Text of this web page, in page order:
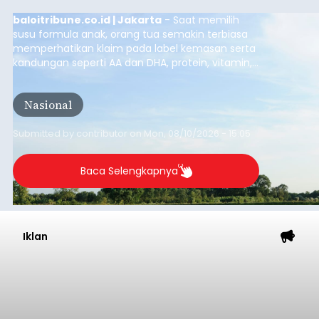
baloitribune.co.id | Jakarta - Saat memilih
susu formula anak, orang tua semakin terbiasa
memperhatikan klaim pada label kemasan serta
kandungan seperti AA dan DHA, protein, vitamin,
yang belum banyak dicermati adalah dari mana
sumber susu yang digunakan.
Nasional
Submitted by contributor on Mon, 08/10/2026 - 15:05
Baca Selengkapnya
Iklan